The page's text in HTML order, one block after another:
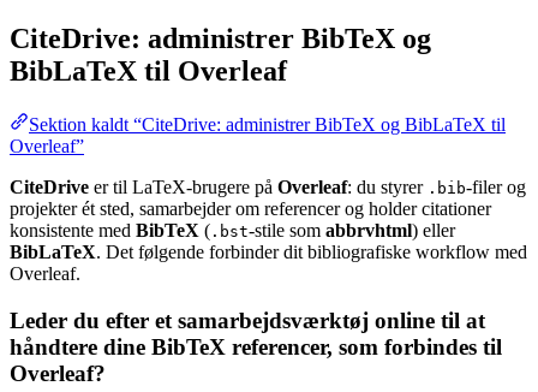
CiteDrive: administrer BibTeX og
BibLaTeX til Overleaf
Sektion kaldt “CiteDrive: administrer BibTeX og BibLaTeX til
Overleaf”
CiteDrive er til LaTeX-brugere på Overleaf: du styrer .bib-filer og
projekter ét sted, samarbejder om referencer og holder citationer
konsistente med BibTeX ( .bst-stile som abbrvhtml) eller
BibLaTeX. Det følgende forbinder dit bibliografiske workflow med
Overleaf.
Leder du efter et samarbejdsværktøj online til at
håndtere dine BibTeX referencer, som forbindes til
Overleaf?